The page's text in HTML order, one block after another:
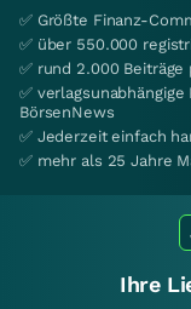
✅ Größte Finanz-
✅ über 550.000
✅ rund 2.000 Beiträge
✅
BörsenNews
✅ Jederzeit einfach
✅ mehr als 25 Jahre
Ihre